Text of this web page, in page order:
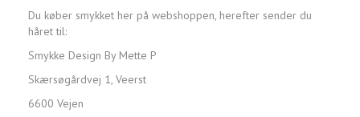
Du køber smykket her på webshoppen, herefter sender du
håret til:
Smykke Design By Mette P
Skærsøgårdvej 1, Veerst
6600 Vejen